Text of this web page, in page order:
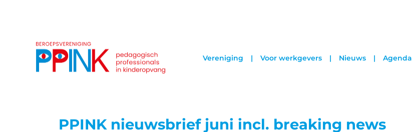
Vereniging Voor werkgevers Nieuws Agenda
PPINK nieuwsbrief juni incl. breaking news